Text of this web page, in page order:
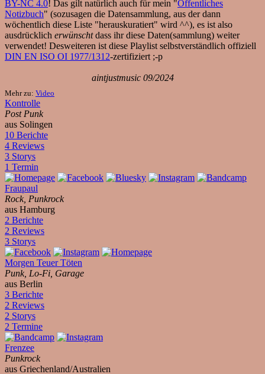
BY-NC 4.0! Das gilt natürlich auch für mein "Öffentliches
Notizbuch" (sozusagen die Datensammlung, aus der dann
wöchentlich diese Liste "herauskuratiert" wird ^^), es ist also
ausdrücklich erwünschtdass ihr diese Daten(sammlung) weiter
verwendet! Desweiteren ist diese Playlist selbstverständlich offiziell
DIN EN ISO OI 1977/1312-zertifiziert ;-p
aintjustmusic 09/2024
Mehr zu: Video
Kontrolle
Post Punk
aus Solingen
10 Berichte
4 Reviews
3 Storys
1 Termin
Fraupaul
Rock, Punkrock
aus Hamburg
2 Berichte
2 Reviews
3 Storys
Morgen Teuer Töten
Punk, Lo-Fi, Garage
aus Berlin
3 Berichte
2 Reviews
2 Storys
2 Termine
Frenzee
Punkrock
aus Griechenland/Australien